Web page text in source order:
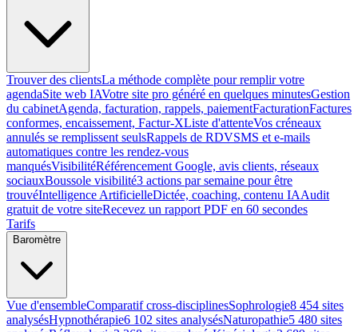
Trouver des clientsLa méthode complète pour remplir votre
agendaSite web IAVotre site pro généré en quelques minutesGestion
du cabinetAgenda, facturation, rappels, paiementFacturationFactures
conformes, encaissement, Factur-XListe d'attenteVos créneaux
annulés se remplissent seulsRappels de RDVSMS et e-mails
automatiques contre les rendez-vous
manquésVisibilitéRéférencement Google, avis clients, réseaux
sociauxBoussole visibilité3 actions par semaine pour être
trouvéIntelligence ArtificielleDictée, coaching, contenu IAAudit
gratuit de votre siteRecevez un rapport PDF en 60 secondes
Tarifs
Baromètre
Vue d'ensembleComparatif cross-disciplinesSophrologie8 454 sites
analysésHypnothérapie6 102 sites analysésNaturopathie5 480 sites